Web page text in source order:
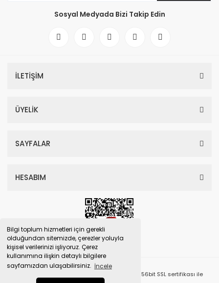
Bilgi toplum hizmetleri için gerekli
olduğundan sitemizde, çerezler yoluyla
kişisel verilerinizi işliyoruz. Çerez
kullanımına ilişkin detaylı bilgilere
sayfamızdan ulaşabilirsiniz. İncele
Sosyal Medyada Bizi Takip Edin
İLETİŞİM
ÜYELİK
SAYFALAR
HESABIM
© Tüm Hakları Saklıdır. Kredi kartı bilgileriniz 256bit SSL sertifikası ile